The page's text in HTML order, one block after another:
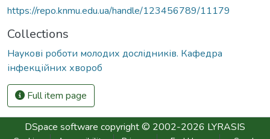
https://repo.knmu.edu.ua/handle/123456789/11179
Collections
Наукові роботи молодих дослідників. Кафедра
інфекційних хвороб
Full item page
DSpace software copyright © 2002-2026 LYRASIS